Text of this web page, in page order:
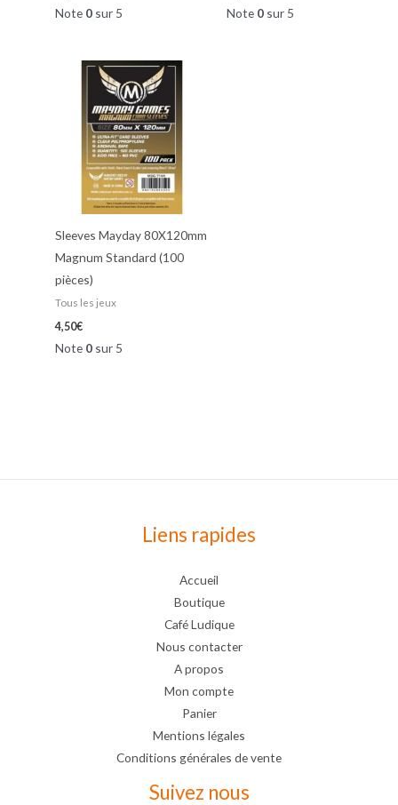
Note 0 sur 5 Note 0sur 5
Sleeves Mayday 80X120mm
Magnum Standard (100
pièces)
Tous les jeux
4,50€
Note 0 sur 5
Liens rapides
Accueil
Boutique
Café Ludique
Nous contacter
A propos
Mon compte
Panier
Mentions légales
Conditions générales de vente
Suivez nous